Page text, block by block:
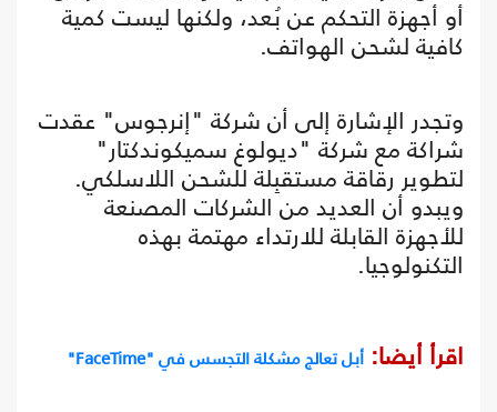
أو أجهزة التحكم عن بُعد، ولكنها ليست كمية
كافية لشحن الهواتف.
وتجدر الإشارة إلى أن شركة "إنرجوس" عقدت
شراكة مع شركة "ديولوغ سميكوندكتار"
لتطوير رقاقة مستقبِلة للشحن اللاسلكي.
ويبدو أن العديد من الشركات المصنعة
للأجهزة القابلة للارتداء مهتمة بهذه
التكنولوجيا.
اقرأ أيضا: أبل تعالج مشكلة التجسس في "FaceTime"